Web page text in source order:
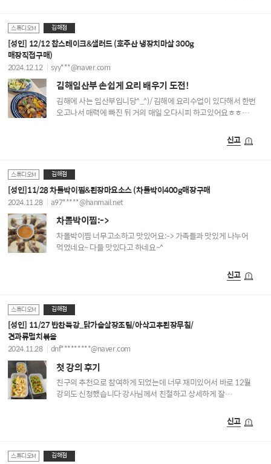
스튜디오M 김해점
[성인] 12/12 찹스테이크&샐러드 (호주산 냉장치마살 300g
매장직접구매)
2024.12.12 syy***@naver.com
김해임산부 손쉽게 요리 배우기 도전!
김해에 사는 임산부입니당^_^)/ 김해에 요리수업이 있다해서 한번
오고나서 매력에 빠진 뒤 거의 매일 오다시피 하고있어요ㅎㅎ
메가마트가 멀어서 갈일이 없었는데 요즘 재미 붙혀서 일주일에
2번씩 가게되네요! 요리시간에 같이 수다도 떨면서 저녁 메인요리도
좋아해줘서 너무 재밌어요! 박정희선생님 감사합니당
신고
스튜디오M 김해점
[성인]11/28 차돌박이찜&된장마요소스 (차돌박이400g매장구매
2024.11.28 a97*****@hanmail.net
차돌박이찜:->
차돌박이찜 너무고소하고 맛있어요:-> 가족들과 맛있게 나누어
먹었네요~ 다들 맛있다고 하네요~^
신고
스튜디오M 김해점
[성인] 11/27 반찬특강_닭가슴살장조림/아삭고추된장무침/
견과류멸치볶음
2024.11.28 dnf*********@naver.com
첫 강의 후기
친구의 추천으로 참여하게 되었는데 너무 재미있어서 바로 12월
강의도 신청했습니다 강사님께서 친철하고 상세하게 잘
신고
스튜디오M 김해점